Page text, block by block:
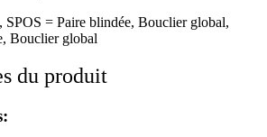
= Paire blindée, Bouclier global,
Bouclier global
du produit